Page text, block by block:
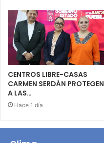
CENTROS LIBRE-CASAS
CARMEN SERDÁN PROTEGEN
A LAS…
Hace 1 día